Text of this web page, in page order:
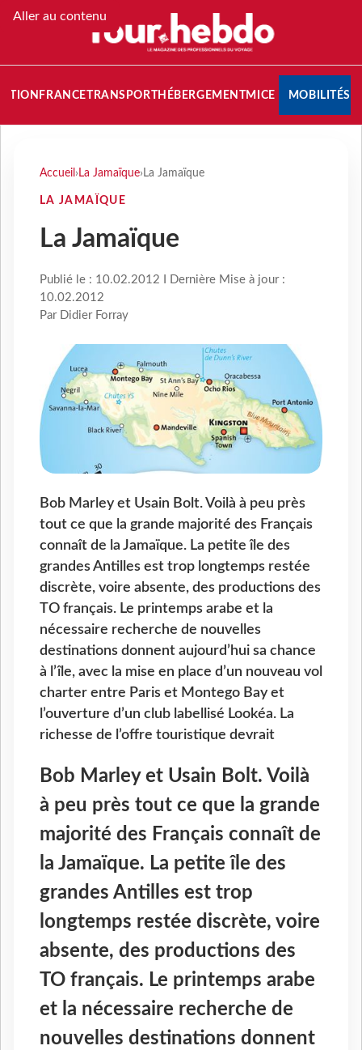
Aller au contenu
FRANCETRANSPORT HÉBERGEMENTMICE MOBILITÉS
Accueil › La Jamaïque› La Jamaïque
LA JAMAÏQUE
La Jamaïque
Publié le : 10.02.2012 I Dernière Mise à jour :
10.02.2012
Par Didier Forray
Bob Marley et Usain Bolt. Voilà à peu près
tout ce que la grande majorité des Français
connaît de la Jamaïque. La petite île des
grandes Antilles est trop longtemps restée
discrète, voire absente, des productions des
TO français. Le printemps arabe et la
nécessaire recherche de nouvelles
destinations donnent aujourd’hui sa chance
à l’île, avec la mise en place d’un nouveau vol
charter entre Paris et Montego Bay et
l’ouverture d’un club labellisé Lookéa. La
richesse de l’offre touristique devrait
Bob Marley et Usain Bolt. Voilà
à peu près tout ce que la grande
majorité des Français connaît de
la Jamaïque. La petite île des
grandes Antilles est trop
longtemps restée discrète, voire
absente, des productions des
TO français. Le printemps arabe
et la nécessaire recherche de
nouvelles destinations donnent